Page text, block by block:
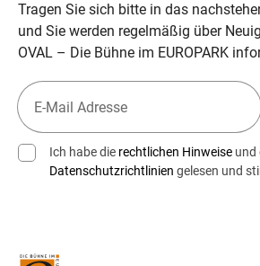
Tragen Sie sich bitte in das
und Sie werden regelmäßig über
OVAL – Die Bühne im EUROPARK
Ich habe die rechtlichen Hinweise und
Datenschutzrichtlinien gelesen und